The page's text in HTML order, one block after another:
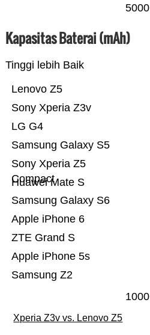
5000
Kapasitas Baterai (mAh)
Tinggi lebih Baik
Samsung Z2
Apple iPhone 5s
ZTE Grand S
Apple iPhone 6
Samsung Galaxy S6
Huawei Mate S
Sony Xperia Z5
Compact
Samsung Galaxy S5
LG G4
Sony Xperia Z3v
Lenovo Z5
1000
Xperia Z3v vs. Lenovo Z5